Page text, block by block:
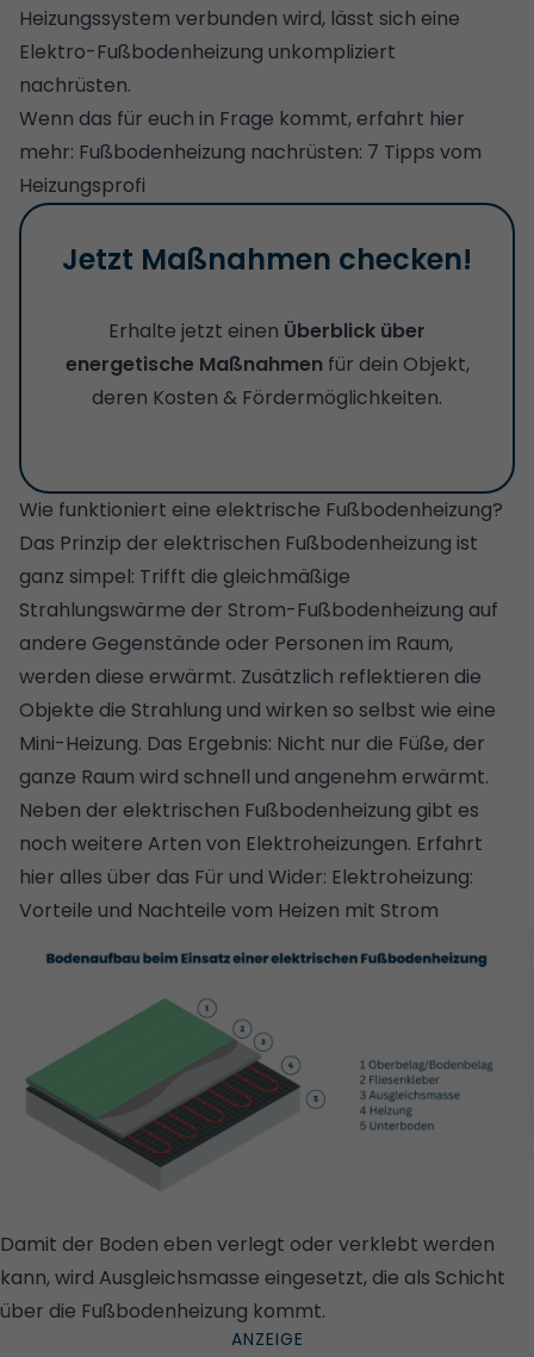
Heizungssystem verbunden wird, lässt sich eine
Elektro-Fußbodenheizung unkompliziert
nachrüsten.
Wenn das für euch in Frage kommt, erfahrt hier
mehr: Fußbodenheizung nachrüsten: 7 Tipps vom
Heizungsprofi
Jetzt Maßnahmen checken!
Erhalte jetzt einen Überblick über
energetische Maßnahmen für dein Objekt,
deren Kosten & Fördermöglichkeiten.
Wie funktioniert eine elektrische Fußbodenheizung?
Das Prinzip der elektrischen Fußbodenheizung ist
ganz simpel: Trifft die gleichmäßige
Strahlungswärme der Strom-Fußbodenheizung auf
andere Gegenstände oder Personen im Raum,
werden diese erwärmt. Zusätzlich reflektieren die
Objekte die Strahlung und wirken so selbst wie eine
Mini-Heizung. Das Ergebnis: Nicht nur die Füße, der
ganze Raum wird schnell und angenehm erwärmt.
Neben der elektrischen Fußbodenheizung gibt es
noch weitere Arten von Elektroheizungen. Erfahrt
hier alles über das Für und Wider: Elektroheizung:
Vorteile und Nachteile vom Heizen mit Strom
Damit der Boden eben verlegt oder verklebt werden
kann, wird Ausgleichsmasse eingesetzt, die als Schicht
über die Fußbodenheizung kommt.